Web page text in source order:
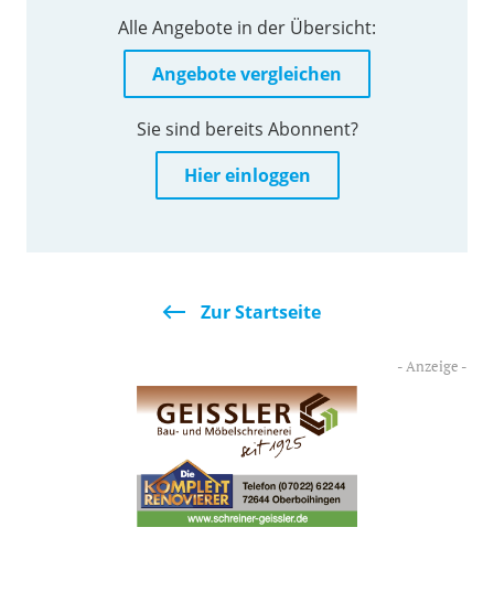
Alle Angebote in der Übersicht:
Angebote vergleichen
Sie sind bereits Abonnent?
Hier einloggen
Zur Startseite